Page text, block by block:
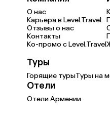
О нас
Карьера в Level.Travel
Отзывы о нас
Контакты
Ко-промо с Level.Travel
Туры
Горящие турыТуры на
Отели
Отели Армении